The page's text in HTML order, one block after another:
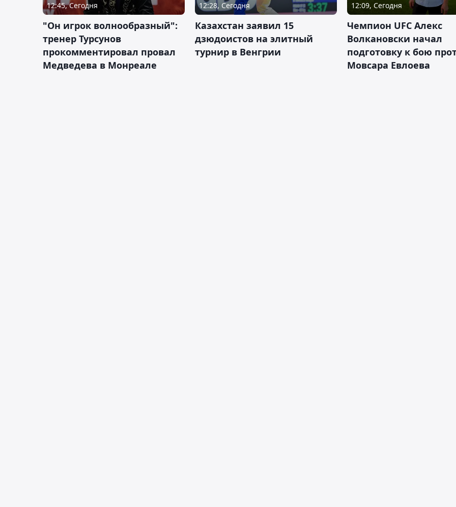
12:45, Сегодня
"Он игрок волнообразный":
тренер Турсунов
прокомментировал провал
Медведева в Монреале
12:28, Сегодня
Казахстан заявил 15
дзюдоистов на элитный
турнир в Венгрии
12:09, Сегодня
Чемпион UFC Алекс
Волкановски начал
подготовку к бою
Мовсара Евлоева